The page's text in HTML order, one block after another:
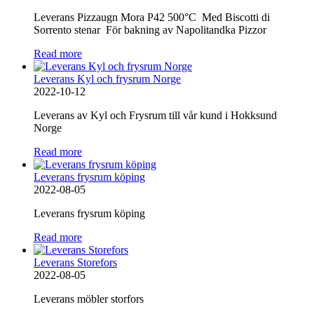
Leverans Pizzaugn Mora P42 500°C Med Biscotti di
Sorrento stenar För bakning av Napolitandka Pizzor
Read more
Leverans Kyl och frysrum Norge
2022-10-12
Leverans av Kyl och Frysrum till vår kund i Hokksund
Norge
Read more
Leverans frysrum köping
2022-08-05
Leverans frysrum köping
Read more
Leverans Storefors
2022-08-05
Leverans möbler storfors